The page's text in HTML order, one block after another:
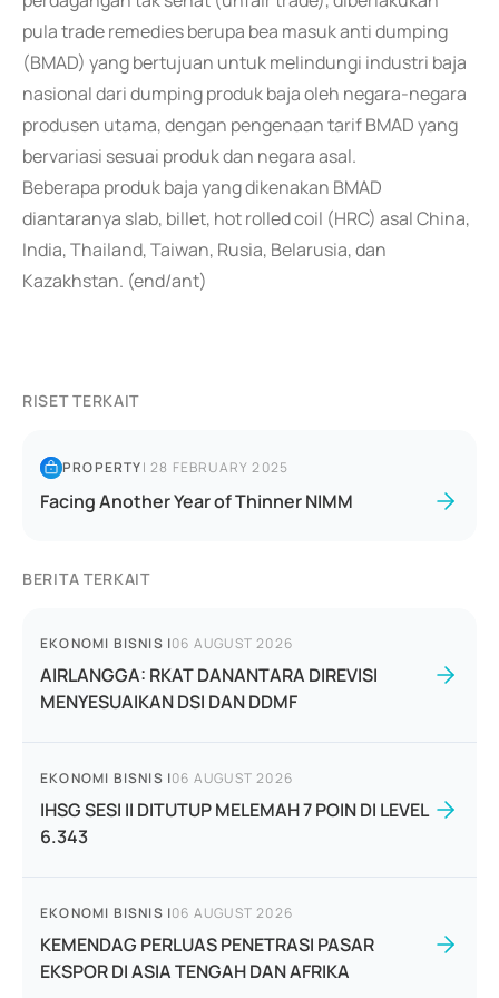
pula trade remedies berupa bea masuk anti dumping
(BMAD) yang bertujuan untuk melindungi industri baja
nasional dari dumping produk baja oleh negara-negara
produsen utama, dengan pengenaan tarif BMAD yang
bervariasi sesuai produk dan negara asal.
Beberapa produk baja yang dikenakan BMAD
diantaranya slab, billet, hot rolled coil (HRC) asal China,
India, Thailand, Taiwan, Rusia, Belarusia, dan
Kazakhstan. (end/ant)
RISET TERKAIT
PROPERTY|28 FEBRUARY 2025
Facing Another Year of Thinner NIMM
BERITA TERKAIT
EKONOMI BISNIS |06 AUGUST 2026
AIRLANGGA: RKAT DANANTARA DIREVISI
MENYESUAIKAN DSI DAN DDMF
EKONOMI BISNIS |06 AUGUST 2026
IHSG SESI II DITUTUP MELEMAH 7 POIN DI LEVEL
6.343
EKONOMI BISNIS |06 AUGUST 2026
KEMENDAG PERLUAS PENETRASI PASAR
EKSPOR DI ASIA TENGAH DAN AFRIKA